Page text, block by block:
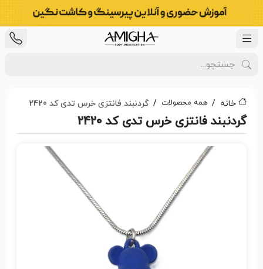
خانه همه محصولات گردنبند فانتزی خرس تدی کد 2420
گردنبند فانتزی خرس تدی کد 2420